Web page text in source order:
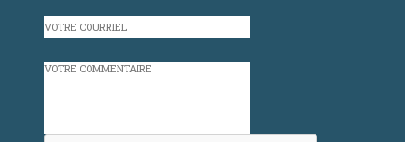
VOTRE
COURRIEL
VOTRE